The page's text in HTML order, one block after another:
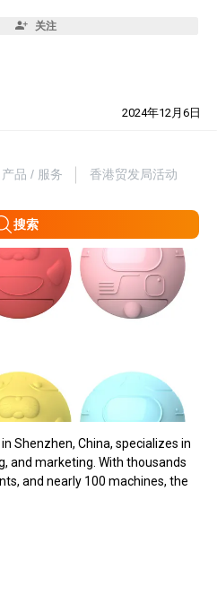
关注
2024年12月6日
产品 / 服务 香港贸发局活动
搜索
Shenzhen, China, specializes in
and marketing. With thousands
and nearly 100 machines, the